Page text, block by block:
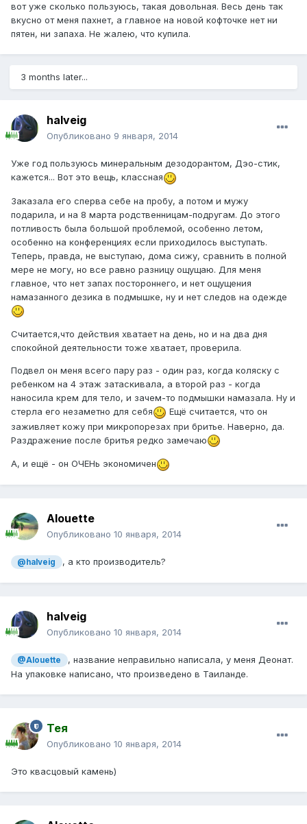
вот уже сколько пользуюсь, такая довольная. Весь день так
вкусно от меня пахнет, а главное на новой кофточке нет ни
пятен, ни запаха. Не жалею, что купила.
3 months later...
halveig
Опубликовано 9 января, 2014
Уже год пользуюсь минеральным дезодорантом, Дэо-стик,
кажется... Вот это вещь, классная
Заказала его сперва себе на пробу, а потом и мужу
подарила, и на 8 марта родственницам-подругам. До этого
потливость была большой проблемой, особенно летом,
особенно на конференциях если приходилось выступать.
Теперь, правда, не выступаю, дома сижу, сравнить в полной
мере не могу, но все равно разницу ощущаю. Для меня
главное, что нет запах постороннего, и нет ощущения
намазанного дезика в подмышке, ну и нет следов на одежде
Считается,что действия хватает на день, но и на два дня
спокойной деятельности тоже хватает, проверила.
Подвел он меня всего пару раз - один раз, когда коляску с
ребенком на 4 этаж затаскивала, а второй раз - когда
наносила крем для тело, и зачем-то подмышки намазала. Ну и
стерла его незаметно для себя
Ещё считается, что он
заживляет кожу при микропорезах при бритье. Наверно, да.
Раздражение после бритья редко замечаю
А, и ещё - он ОЧЕНь экономичен
Alouette
Опубликовано 10 января, 2014
@halveig , а кто производитель?
halveig
Опубликовано 10 января, 2014
@Alouette
, название неправильно написала, у меня Деонат.
На упаковке написано, что произведено в Таиланде.
Тея
Опубликовано 10 января, 2014
Это квасцовый камень)